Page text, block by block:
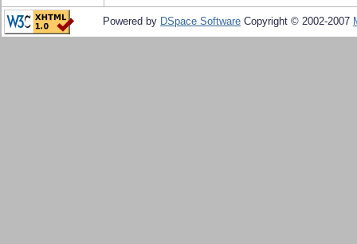
Powered by DSpace Software Copyright © 2002-2007